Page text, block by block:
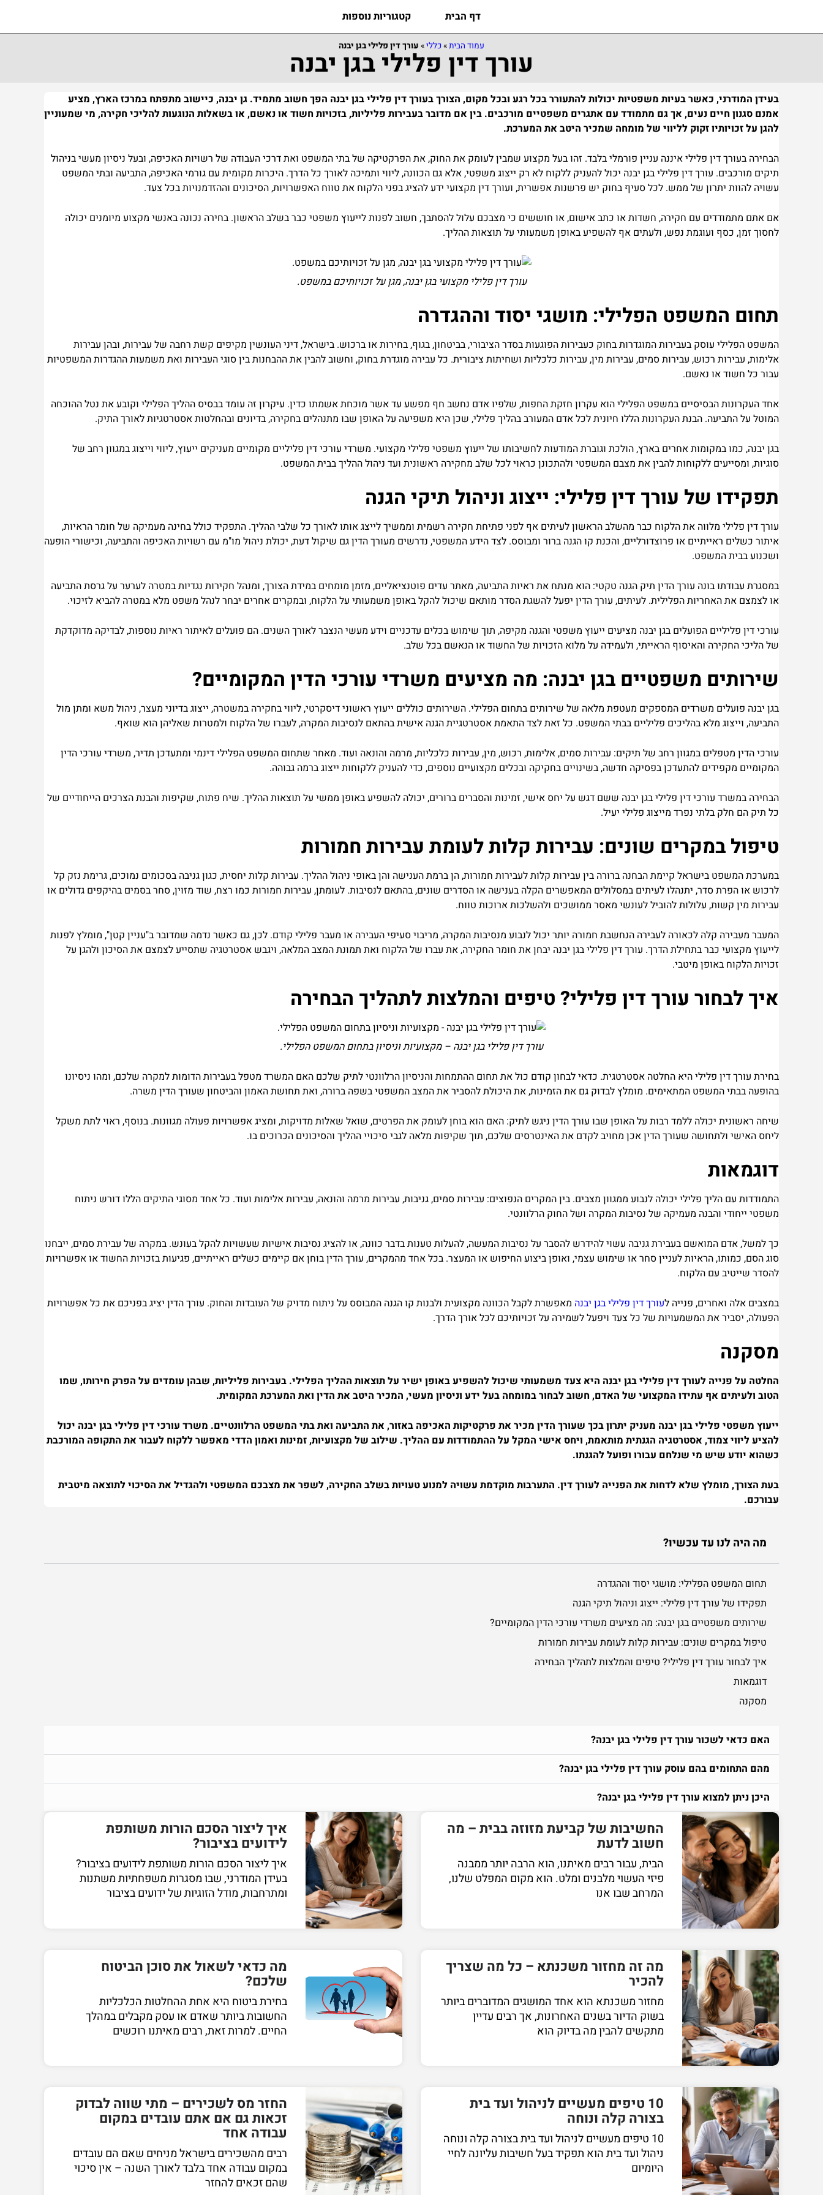
דף הבית קטגוריות נוספות
עמוד הבית»כללי» עורך דין פלילי בגן יבנה
עורך דין פלילי בגן יבנה
בעידן המודרני, כאשר בעיות משפטיות יכולות להתעורר בכל רגע ובכל מקום, הצורך בעורך דין פלילי בגן יבנה הפך חשוב מתמיד. גן יבנה, כיישוב מתפתח במרכז הארץ, מציע
אמנם סגנון חיים נעים, אך גם מתמודד עם אתגרים משפטיים מורכבים. בין אם מדובר בעבירות פליליות, בזכויות חשוד או נאשם, או בשאלות הנוגעות להליכי חקירה, מי שמעוניין
להגן על זכויותיו זקוק לליווי של מומחה שמכיר היטב את המערכת.
הבחירה בעורך דין פלילי איננה עניין פורמלי בלבד. זהו בעל מקצוע שמבין לעומק את החוק, את הפרקטיקה של בתי המשפט ואת דרכי העבודה של רשויות האכיפה, ובעל ניסיון מעשי בניהול
תיקים מורכבים. עורך דין פלילי בגן יבנה יכול להעניק ללקוח לא רק ייצוג משפטי, אלא גם הכוונה, ליווי ותמיכה לאורך כל הדרך. היכרות מקומית עם גורמי האכיפה, התביעה ובתי המשפט
עשויה להוות יתרון של ממש. לכל סעיף בחוק יש פרשנות אפשרית, ועורך דין מקצועי ידע להציג בפני הלקוח את טווח האפשרויות, הסיכונים וההזדמנויות בכל צעד.
אם אתם מתמודדים עם חקירה, חשדות או כתב אישום, או חוששים כי מצבכם עלול להסתבך, חשוב לפנות לייעוץ משפטי כבר בשלב הראשון. בחירה נכונה באנשי מקצוע מיומנים יכולה
לחסוך זמן, כסף ועוגמת נפש, ולעתים אף להשפיע באופן משמעותי על תוצאות ההליך.
עורך דין פלילי מקצועי בגן יבנה, מגן על זכויותיכם במשפט.
תחום המשפט הפלילי: מושגי יסוד וההגדרה
המשפט הפלילי עוסק בעבירות המוגדרות בחוק כעבירות הפוגעות בסדר הציבורי, בביטחון, בגוף, בחירות או ברכוש. בישראל, דיני העונשין מקיפים קשת רחבה של עבירות, ובהן עבירות
אלימות, עבירות רכוש, עבירות סמים, עבירות מין, עבירות כלכליות ושחיתות ציבורית. כל עבירה מוגדרת בחוק, וחשוב להבין את ההבחנות בין סוגי העבירות ואת משמעות ההגדרות המשפטיות
עבור כל חשוד או נאשם.
אחד העקרונות הבסיסיים במשפט הפלילי הוא עקרון חזקת החפות, שלפיו אדם נחשב חף מפשע עד אשר מוכחת אשמתו כדין. עיקרון זה עומד בבסיס ההליך הפלילי וקובע את נטל ההוכחה
המוטל על התביעה. הבנת העקרונות הללו חיונית לכל אדם המעורב בהליך פלילי, שכן היא משפיעה על האופן שבו מתנהלים בחקירה, בדיונים ובהחלטות אסטרטגיות לאורך התיק.
בגן יבנה, כמו במקומות אחרים בארץ, הולכת וגוברת המודעות לחשיבותו של ייעוץ משפטי פלילי מקצועי. משרדי עורכי דין פליליים מקומיים מעניקים ייעוץ, ליווי וייצוג במגוון רחב של
סוגיות, ומסייעים ללקוחות להבין את מצבם המשפטי ולהתכונן כראוי לכל שלב מחקירה ראשונית ועד ניהול ההליך בבית המשפט.
תפקידו של עורך דין פלילי: ייצוג וניהול תיקי הגנה
עורך דין פלילי מלווה את הלקוח כבר מהשלב הראשון לעיתים אף לפני פתיחת חקירה רשמית וממשיך לייצג אותו לאורך כל שלבי ההליך. התפקיד כולל בחינה מעמיקה של חומר הראיות,
איתור כשלים ראייתיים או פרוצדורליים, והכנת קו הגנה ברור ומבוסס. לצד הידע המשפטי, נדרשים מעורך הדין גם שיקול דעת, יכולת ניהול מו"מ עם רשויות האכיפה והתביעה, וכישורי הופעה
ושכנוע בבית המשפט.
במסגרת עבודתו בונה עורך הדין תיק הגנה טקטי: הוא מנתח את ראיות התביעה, מאתר עדים פוטנציאליים, מזמן מומחים במידת הצורך, ומנהל חקירות נגדיות במטרה לערער על גרסת התביעה
או לצמצם את האחריות הפלילית. לעיתים, עורך הדין יפעל להשגת הסדר מותאם שיכול להקל באופן משמעותי על הלקוח, ובמקרים אחרים יבחר לנהל משפט מלא במטרה להביא לזיכוי.
עורכי דין פליליים הפועלים בגן יבנה מציעים ייעוץ משפטי והגנה מקיפה, תוך שימוש בכלים עדכניים וידע מעשי הנצבר לאורך השנים. הם פועלים לאיתור ראיות נוספות, לבדיקה מדוקדקת
של הליכי החקירה והאיסוף הראייתי, ולעמידה על מלוא הזכויות של החשוד או הנאשם בכל שלב.
שירותים משפטיים בגן יבנה: מה מציעים משרדי עורכי הדין המקומיים?
בגן יבנה פועלים משרדים המספקים מעטפת מלאה של שירותים בתחום הפלילי. השירותים כוללים ייעוץ ראשוני דיסקרטי, ליווי בחקירה במשטרה, ייצוג בדיוני מעצר, ניהול משא ומתן מול
התביעה, וייצוג מלא בהליכים פליליים בבתי המשפט. כל זאת לצד התאמת אסטרטגיית הגנה אישית בהתאם לנסיבות המקרה, לעברו של הלקוח ולמטרות שאליהן הוא שואף.
עורכי הדין מטפלים במגוון רחב של תיקים: עבירות סמים, אלימות, רכוש, מין, עבירות כלכליות, מרמה והונאה ועוד. מאחר שתחום המשפט הפלילי דינמי ומתעדכן תדיר, משרדי עורכי הדין
המקומיים מקפידים להתעדכן בפסיקה חדשה, בשינויים בחקיקה ובכלים מקצועיים נוספים, כדי להעניק ללקוחות ייצוג ברמה גבוהה.
הבחירה במשרד עורכי דין פלילי בגן יבנה ששם דגש על יחס אישי, זמינות והסברים ברורים, יכולה להשפיע באופן ממשי על תוצאות ההליך. שיח פתוח, שקיפות והבנת הצרכים הייחודיים של
כל תיק הם חלק בלתי נפרד מייצוג פלילי יעיל.
טיפול במקרים שונים: עבירות קלות לעומת עבירות חמורות
במערכת המשפט בישראל קיימת הבחנה ברורה בין עבירות קלות לעבירות חמורות, הן ברמת הענישה והן באופי ניהול ההליך. עבירות קלות יחסית, כגון גניבה בסכומים נמוכים, גרימת נזק קל
לרכוש או הפרת סדר, יתנהלו לעיתים במסלולים המאפשרים הקלה בענישה או הסדרים שונים, בהתאם לנסיבות. לעומתן, עבירות חמורות כמו רצח, שוד מזוין, סחר בסמים בהיקפים גדולים או
עבירות מין קשות, עלולות להוביל לעונשי מאסר ממושכים ולהשלכות ארוכות טווח.
המעבר מעבירה קלה לכאורה לעבירה הנחשבת חמורה יותר יכול לנבוע מנסיבות המקרה, מריבוי סעיפי העבירה או מעבר פלילי קודם. לכן, גם כאשר נדמה שמדובר ב"עניין קטן", מומלץ לפנות
לייעוץ מקצועי כבר בתחילת הדרך. עורך דין פלילי בגן יבנה יבחן את חומר החקירה, את עברו של הלקוח ואת תמונת המצב המלאה, ויגבש אסטרטגיה שתסייע לצמצם את הסיכון ולהגן על
זכויות הלקוח באופן מיטבי.
איך לבחור עורך דין פלילי? טיפים והמלצות לתהליך הבחירה
עורך דין פלילי בגן יבנה – מקצועיות וניסיון בתחום המשפט הפלילי.
בחירת עורך דין פלילי היא החלטה אסטרטגית. כדאי לבחון קודם כול את תחום ההתמחות והניסיון הרלוונטי לתיק שלכם האם המשרד מטפל בעבירות הדומות למקרה שלכם, ומהו ניסיונו
בהופעה בבתי המשפט המתאימים. מומלץ לבדוק גם את הזמינות, את היכולת להסביר את המצב המשפטי בשפה ברורה, ואת תחושת האמון והביטחון שעורך הדין משרה.
שיחה ראשונית יכולה ללמד רבות על האופן שבו עורך הדין ניגש לתיק: האם הוא בוחן לעומק את הפרטים, שואל שאלות מדויקות, ומציג אפשרויות פעולה מגוונות. בנוסף, ראוי לתת משקל
ליחס האישי ולתחושה שעורך הדין אכן מחויב לקדם את האינטרסים שלכם, תוך שקיפות מלאה לגבי סיכויי ההליך והסיכונים הכרוכים בו.
דוגמאות
התמודדות עם הליך פלילי יכולה לנבוע ממגוון מצבים. בין המקרים הנפוצים: עבירות סמים, גניבות, עבירות מרמה והונאה, עבירות אלימות ועוד. כל אחד מסוגי התיקים הללו דורש ניתוח
משפטי ייחודי והבנה מעמיקה של נסיבות המקרה ושל החוק הרלוונטי.
כך למשל, אדם המואשם בעבירת גניבה עשוי להידרש להסבר על נסיבות המעשה, להעלות טענות בדבר כוונה, או להציג נסיבות אישיות שעשויות להקל בעונש. במקרה של עבירת סמים, ייבחנו
סוג הסם, כמותו, הראיות לעניין סחר או שימוש עצמי, ואופן ביצוע החיפוש או המעצר. בכל אחד מהמקרים, עורך הדין בוחן אם קיימים כשלים ראייתיים, פגיעות בזכויות החשוד או אפשרויות
להסדר שייטיב עם הלקוח.
במצבים אלה ואחרים, פנייה לעורך דין פלילי בגן יבנה מאפשרת לקבל הכוונה מקצועית ולבנות קו הגנה המבוסס על ניתוח מדויק של העובדות והחוק. עורך הדין יציג בפניכם את כל אפשרויות
הפעולה, יסביר את המשמעויות של כל צעד ויפעל לשמירה על זכויותיכם לכל אורך הדרך.
מסקנה
החלטה על פנייה לעורך דין פלילי בגן יבנה היא צעד משמעותי שיכול להשפיע באופן ישיר על תוצאות ההליך הפלילי. בעבירות פליליות, שבהן עומדים על הפרק חירותו, שמו
הטוב ולעיתים אף עתידו המקצועי של האדם, חשוב לבחור במומחה בעל ידע וניסיון מעשי, המכיר היטב את הדין ואת המערכת המקומית.
ייעוץ משפטי פלילי בגן יבנה מעניק יתרון בכך שעורך הדין מכיר את פרקטיקות האכיפה באזור, את התביעה ואת בתי המשפט הרלוונטיים. משרד עורכי דין פלילי בגן יבנה יכול
להציע ליווי צמוד, אסטרטגיה הגנתית מותאמת, ויחס אישי המקל על ההתמודדות עם ההליך. שילוב של מקצועיות, זמינות ואמון הדדי מאפשר ללקוח לעבור את התקופה המורכבת
כשהוא יודע שיש מי שנלחם עבורו ופועל להגנתו.
בעת הצורך, מומלץ שלא לדחות את הפנייה לעורך דין. התערבות מוקדמת עשויה למנוע טעויות בשלב החקירה, לשפר את מצבכם המשפטי ולהגדיל את הסיכוי לתוצאה מיטבית
עבורכם.
מה היה לנו עד עכשיו?
תחום המשפט הפלילי: מושגי יסוד וההגדרה
תפקידו של עורך דין פלילי: ייצוג וניהול תיקי הגנה
שירותים משפטיים בגן יבנה: מה מציעים משרדי עורכי הדין המקומיים?
טיפול במקרים שונים: עבירות קלות לעומת עבירות חמורות
איך לבחור עורך דין פלילי? טיפים והמלצות לתהליך הבחירה
דוגמאות
מסקנה
האם כדאי לשכור עורך דין פלילי בגן יבנה?
מהם התחומים בהם עוסק עורך דין פלילי בגן יבנה?
היכן ניתן למצוא עורך דין פלילי בגן יבנה?
החשיבות של קביעת מזוזה בבית – מה
חשוב לדעת
הבית, עבור רבים מאיתנו, הוא הרבה יותר ממבנה
פיזי העשוי מלבנים ומלט. הוא מקום המפלט שלנו,
המרחב שבו אנו
איך ליצור הסכם הורות משותפת
לידועים בציבור?
איך ליצור הסכם הורות משותפת לידועים בציבור?
בעידן המודרני, שבו מסגרות משפחתיות משתנות
ומתרחבות, מודל הזוגיות של ידועים בציבור
מה זה מחזור משכנתא – כל מה שצריך
להכיר
מחזור משכנתא הוא אחד המושגים המדוברים ביותר
בשוק הדיור בשנים האחרונות, אך רבים עדיין
מתקשים להבין מה בדיוק הוא
מה כדאי לשאול את סוכן הביטוח
שלכם?
בחירת ביטוח היא אחת ההחלטות הכלכליות
החשובות ביותר שאדם או עסק מקבלים במהלך
החיים. למרות זאת, רבים מאיתנו רוכשים
10 טיפים מעשיים לניהול ועד בית
בצורה קלה ונוחה
10 טיפים מעשיים לניהול ועד בית בצורה קלה ונוחה
ניהול ועד בית הוא תפקיד בעל חשיבות עליונה לחיי
היומיום
החזר מס לשכירים – מתי שווה לבדוק
זכאות גם אם אתם עובדים במקום
עבודה אחד
רבים מהשכירים בישראל מניחים שאם הם עובדים
במקום עבודה אחד בלבד לאורך השנה – אין סיכוי
שהם זכאים להחזר